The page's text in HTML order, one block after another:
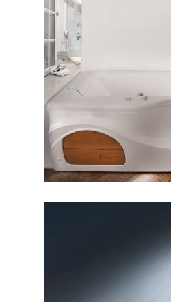
وان آنالیا